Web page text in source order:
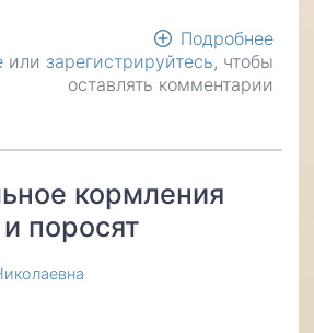
Подробнее
или зарегистрируйтесь, чтобы
оставлять комментарии
кормления
поросят